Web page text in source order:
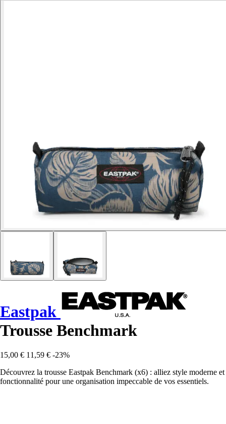
Eastpak
Trousse Benchmark
15,00 € 11,59 € -23%
Découvrez la trousse Eastpak Benchmark (x6) : alliez style moderne et
fonctionnalité pour une organisation impeccable de vos essentiels.